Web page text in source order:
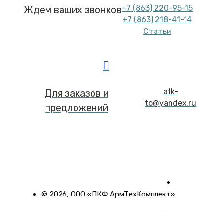
Ждем ваших звонков+7 (863) 220-95-15
+7 (863) 218-41-14
Статьи
Для заказов и
предложений
atk-
to@yandex.ru
© 2026, ООО «ПКФ АрмТехКомплект»